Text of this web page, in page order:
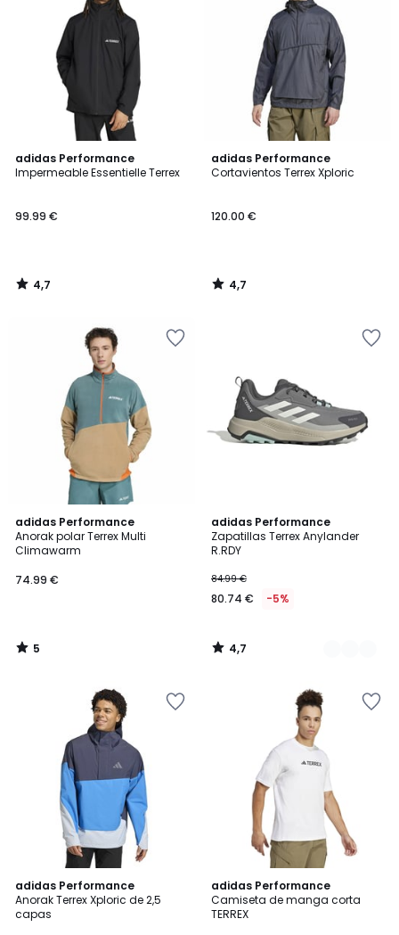
adidas Performance
Impermeable Essentielle Terrex
99.99 €
4,7
/ 5
4,7
/
adidas Performance
Cortavientos Terrex Xploric
120.00 €
4,7
/ 5
4,7
/
adidas Performance
Anorak polar Terrex Multi
Climawarm
74.99 €
5
/
5
5
/
adidas Performance
Zapatillas Terrex Anylander
R.RDY
84.99 €
80.74 € -5%
4,7
/ 5
2
Colores
4,7
/
adidas Performance
Anorak Terrex Xploric de 2,5
capas
4,9
/ 5
adidas Performance
Camiseta de manga corta
TERREX
4,5
/ 5